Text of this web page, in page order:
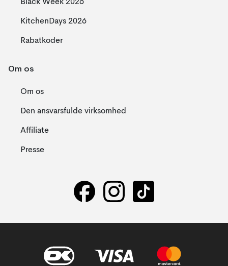
Black Week 2026
KitchenDays 2026
Rabatkoder
Om os
Om os
Den ansvarsfulde virksomhed
Affiliate
Presse